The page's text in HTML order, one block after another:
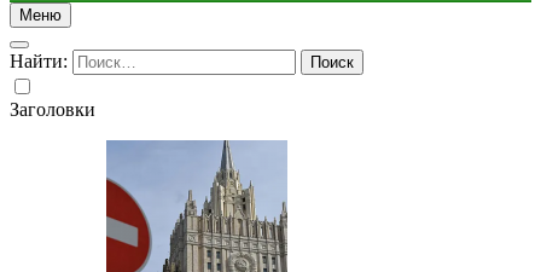
Меню
Найти:
Заголовки